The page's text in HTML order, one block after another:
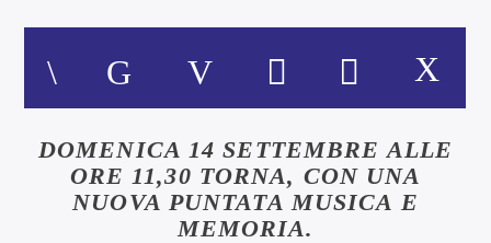
DOMENICA 14 SETTEMBRE ALLE
ORE 11,30 TORNA, CON UNA
NUOVA PUNTATA MUSICA E
MEMORIA.